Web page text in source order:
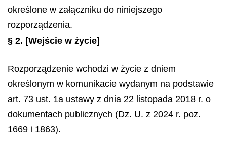
określone w załączniku do niniejszego
rozporządzenia.
§ 2. [Wejście w życie]
Rozporządzenie wchodzi w życie z dniem
określonym w komunikacie wydanym na podstawie
art. 73 ust. 1a ustawy z dnia 22 listopada 2018 r. o
dokumentach publicznych (Dz. U. z 2024 r. poz.
1669 i 1863).